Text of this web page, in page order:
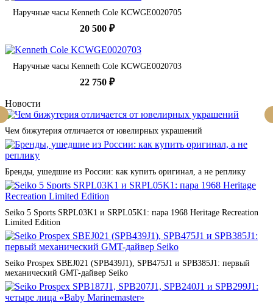
Наручные часы Kenneth Cole KCWGE0020705
20 500 ₽
Наручные часы Kenneth Cole KCWGE0020703
22 750 ₽
Новости
Чем бижутерия отличается от ювелирных украшений
Бренды, ушедшие из России: как купить оригинал, а не реплику
Seiko 5 Sports SRPL03K1 и SRPL05K1: пара 1968 Heritage Recreation
Limited Edition
Seiko Prospex SBEJ021 (SPB439J1), SPB475J1 и SPB385J1: первый
механический GMT-дайвер Seiko